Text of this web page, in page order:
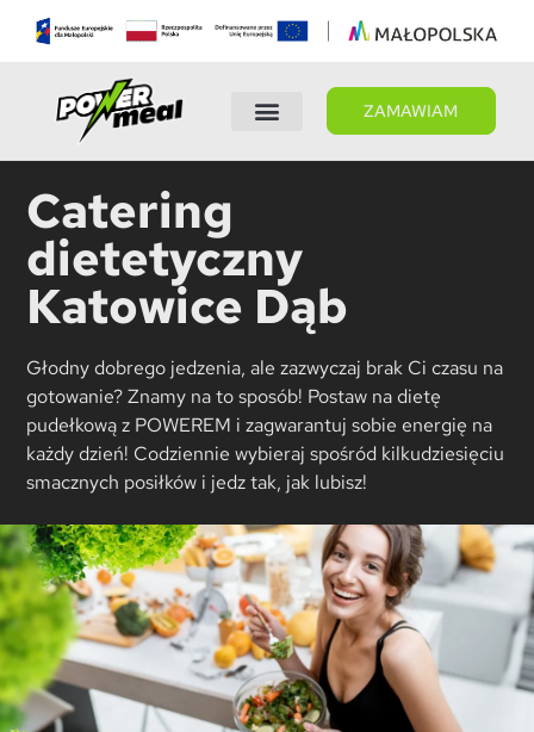
ZAMAWIAM
Catering
dietetyczny
Katowice Dąb
Głodny dobrego jedzenia, ale zazwyczaj brak Ci czasu na
gotowanie? Znamy na to sposób! Postaw na dietę
pudełkową z POWEREM i zagwarantuj sobie energię na
każdy dzień! Codziennie wybieraj spośród kilkudziesięciu
smacznych posiłków i jedz tak, jak lubisz!